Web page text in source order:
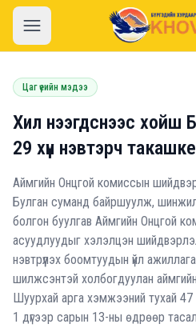
khovd.mn
Цаг үеийн мэдээ
Хил нээгдснээс хойш
29 хүн нэвтэрч
Аймгийн Онцгой комиссын
Булган суманд байршуулж,
болгон буулгав Аймгийн Онцгой
асуудлуудыг хэлэлцэн
нэвтрүүлэх боомтуудын үйл
шилжсэнтэй холбогдуулан
Шуурхай арга хэмжээний тухай
1 дүгээр сарын 13-ны өдрөөр